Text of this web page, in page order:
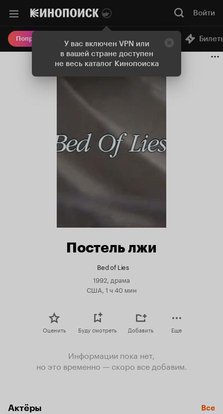
У вас включен VPN или
в вашей стране доступен
не весь каталог Кинопоиска
Войти
Попробовать Плюс Онлайн-кинотеатр
Постель лжи
Bed of Lies
1992, драма
США, 1 ч 40 мин
Оценить Буду смотреть Добавить Еще
Информации пока нет,
но это временно — скоро все добавим.
Актёры Все